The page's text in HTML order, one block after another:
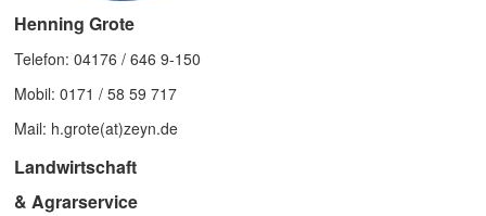
Henning Grote
Telefon: 04176 / 646 9-150
Mobil: 0171 / 58 59 717
Mail: h.grote(at)zeyn.de
Landwirtschaft
& Agrarservice